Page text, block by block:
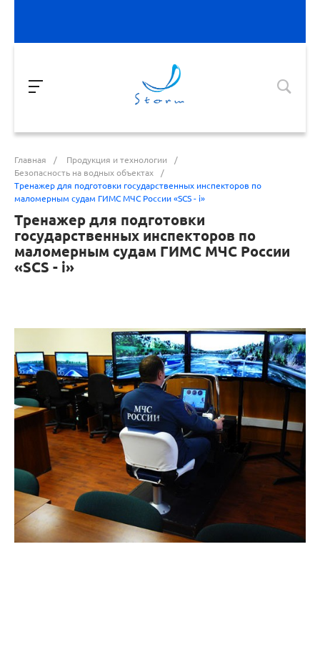
Главная / Продукция и технологии
/
Безопасность на водных объектах
/
Тренажер для подготовки государственных инспекторов по
маломерным судам ГИМС МЧС России «SCS - i»
Тренажер для подготовки
государственных инспекторов по
маломерным судам ГИМС МЧС России
«SCS - i»